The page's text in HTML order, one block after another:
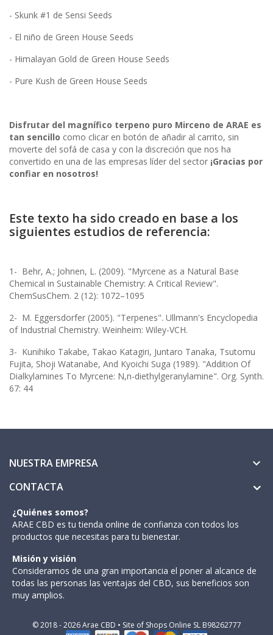
- Skunk #1 de Sensi Seeds
- El niño de Green House Seeds
- Himalayan Gold de Green House Seeds
- Pure Kush de Green House Seeds
Disfrutar del magnífico terpeno puro Mirceno de ARAE es
tan sencillo como clicar en botón de añadir al carrito, sin
moverte del sofá de casa y con la discreción que nos ha
convertido en una de las empresas líder del sector ¡Gracias por
confiar en nosotros!
Este texto ha sido creado en base a los
siguientes estudios de referencia:
1- Behr, A.; Johnen, L. (2009). "Myrcene as a Natural Base
Chemical in Sustainable Chemistry: A Critical Review".
ChemSusChem. 2 (12): 1072–1095
2- M. Eggersdorfer (2005). "Terpenes". Ullmann's Encyclopedia
of Industrial Chemistry. Weinheim: Wiley-VCH.
3- Kunihiko Takabe, Takao Katagiri, Juntaro Tanaka, Tsutomu
Fujita, Shoji Watanabe, And Kyoichi Suga (1989). "Addition Of
Dialkylamines To Myrcene: N,n-diethylgeranylamine". Org. Synth.
67: 44
NUESTRA EMPRESA 
CONTACTA
¿Quiénes somos?
ARAE CBD es tu tienda online de confianza con todos los
productos que necesitas para tu bienestar.
Misión y visión
Consideramos de una gran importancia el poner al alcance de
todas las personas las ventajas del CBD, sus beneficios son
muy amplios.
© 2018 - 2026 Arae CBD • Site of Shops Online SL B98262777